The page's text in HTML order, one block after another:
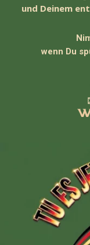
und Deinem
wenn Du